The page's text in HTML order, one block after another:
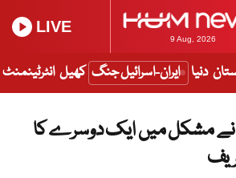
9 Aug, 2026
LIVE
دنیا ایران-اسرائیل جنگ کھیل انٹرٹینمنٹ
نے مشکل میں ایک دوسرے کا